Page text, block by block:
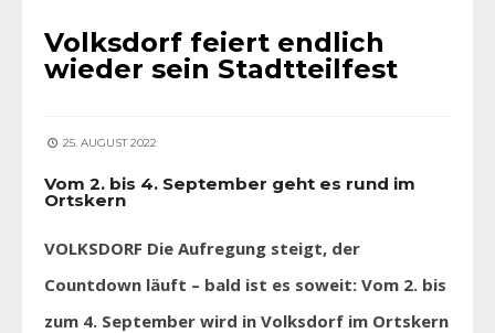
Volksdorf feiert endlich
wieder sein Stadtteilfest
25. AUGUST 2022
Vom 2. bis 4. September geht es rund im
Ortskern
VOLKSDORF Die Aufregung steigt, der
Countdown läuft – bald ist es soweit: Vom 2. bis
zum 4. September wird in Volksdorf im Ortskern